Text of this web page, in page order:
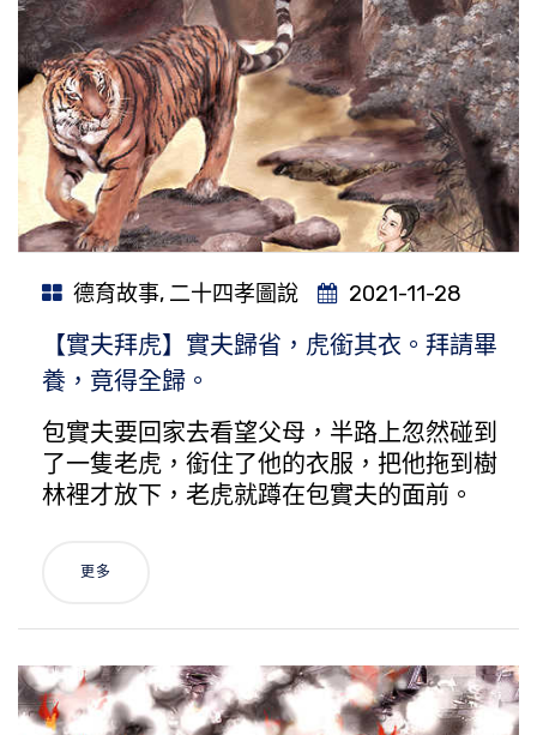
德育故事, 二十四孝圖說 2021-11-28
【實夫拜虎】實夫歸省，虎銜其衣。拜請畢
養，竟得全歸。
包實夫要回家去看望父母，半路上忽然碰到
了一隻老虎，銜住了他的衣服，把他拖到樹
林裡才放下，老虎就蹲在包實夫的面前。
更多